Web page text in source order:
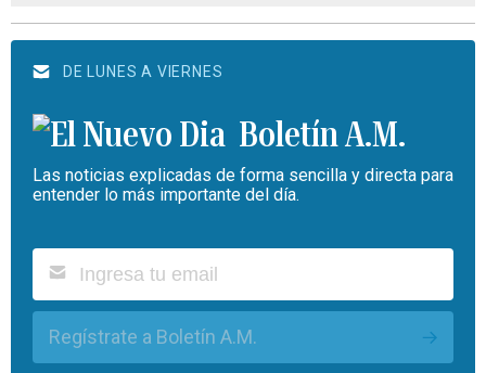
DE LUNES A VIERNES
Boletín A.M.
Las noticias explicadas de forma sencilla y directa para
entender lo más importante del día.
Regístrate a Boletín A.M.